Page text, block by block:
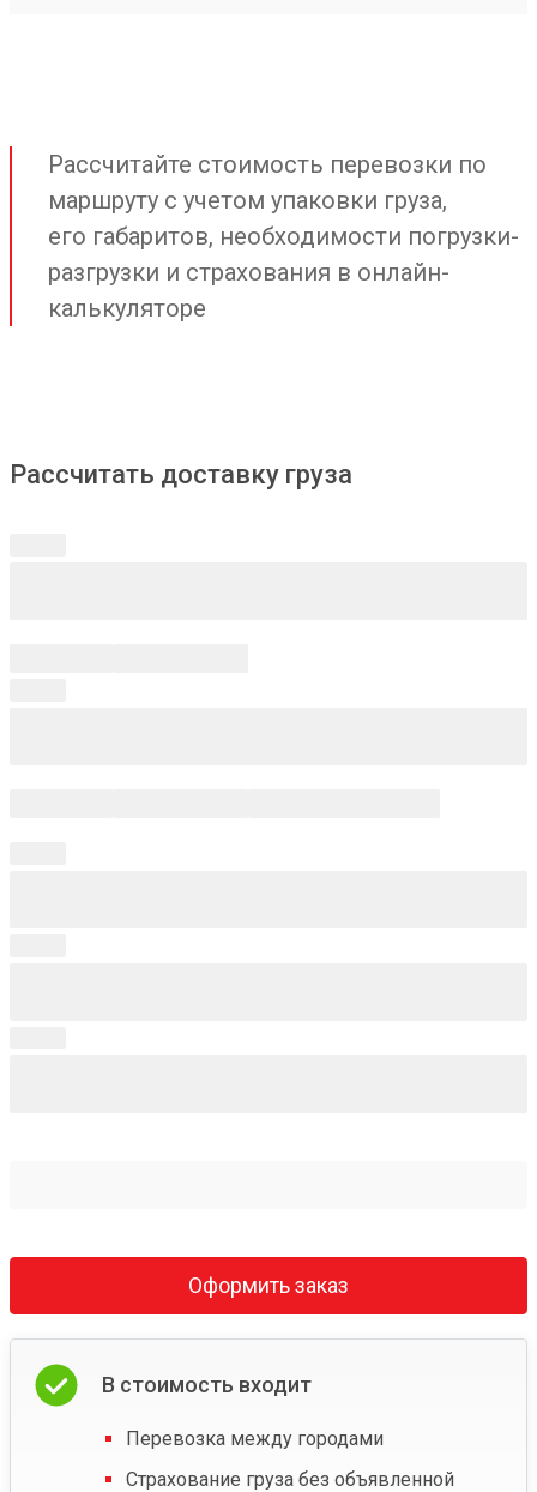
Рассчитайте стоимость перевозки по
маршруту с учетом упаковки груза,
его габаритов, необходимости погрузки-
разгрузки и страхования в онлайн-
калькуляторе
Рассчитать доставку груза
Оформить заказ
В стоимость входит
Перевозка между городами
Страхование груза без объявленной